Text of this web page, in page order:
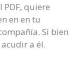
PDF, quiere
en en tu
Si bien
a él.